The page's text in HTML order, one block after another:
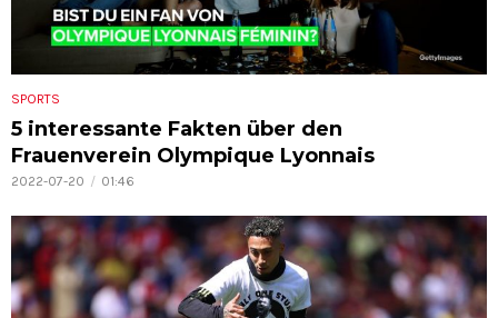
SPORTS
5 interessante Fakten über den
Frauenverein Olympique Lyonnais
2022-07-20 01:46